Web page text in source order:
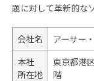
題に対して革新的な
会社名
アーサー
本社
所在地
東京都港
階